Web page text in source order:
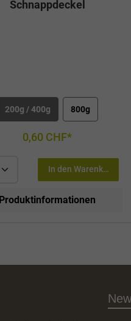
Schnappdeckel
200g / 400g 800g
0,60 CHF*
In den Warenkorb
Produktinformationen